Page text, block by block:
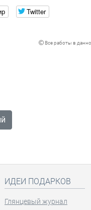
Twitter
Все работы в
ИДЕИ ПОДАРКОВ
Глянцевый журнал